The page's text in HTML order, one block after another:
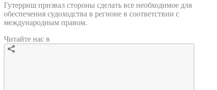
Гутерриш призвал стороны сделать все необходимое для
обеспечения судоходства в регионе в соответствии с
международным правом.
Читайте нас в